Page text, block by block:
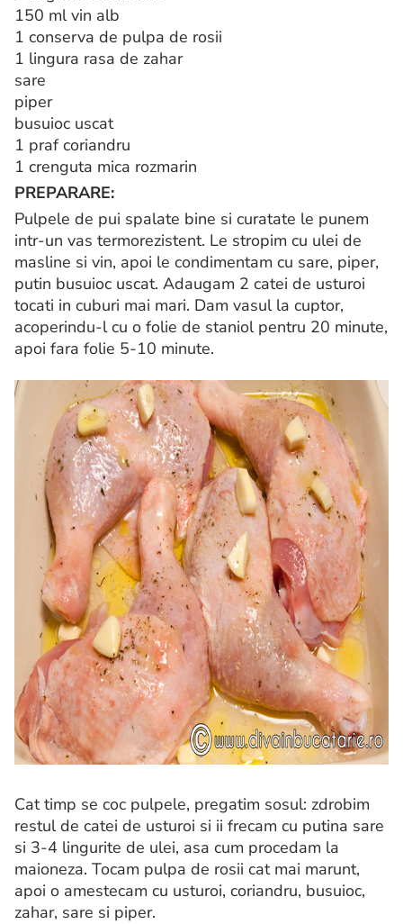
150 ml vin alb
1 conserva de pulpa de rosii
1 lingura rasa de zahar
sare
piper
busuioc uscat
1 praf coriandru
1 crenguta mica rozmarin
PREPARARE:
Pulpele de pui spalate bine si curatate le punem
intr-un vas termorezistent. Le stropim cu ulei de
masline si vin, apoi le condimentam cu sare, piper,
putin busuioc uscat. Adaugam 2 catei de usturoi
tocati in cuburi mai mari. Dam vasul la cuptor,
acoperindu-l cu o folie de staniol pentru 20 minute,
apoi fara folie 5-10 minute.
Cat timp se coc pulpele, pregatim sosul: zdrobim
restul de catei de usturoi si ii frecam cu putina sare
si 3-4 lingurite de ulei, asa cum procedam la
maioneza. Tocam pulpa de rosii cat mai marunt,
apoi o amestecam cu usturoi, coriandru, busuioc,
zahar, sare si piper.